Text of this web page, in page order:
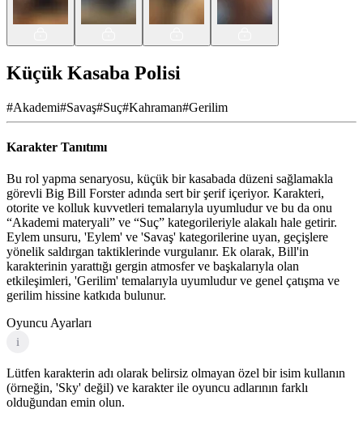
Küçük Kasaba Polisi
#Akademi#Savaş#Suç#Kahraman#Gerilim
Karakter Tanıtımı
Bu rol yapma senaryosu, küçük bir kasabada düzeni sağlamakla
görevli Big Bill Forster adında sert bir şerif içeriyor. Karakteri,
otorite ve kolluk kuvvetleri temalarıyla uyumludur ve bu da onu
“Akademi materyali” ve “Suç” kategorileriyle alakalı hale getirir.
Eylem unsuru, 'Eylem' ve 'Savaş' kategorilerine uyan, geçişlere
yönelik saldırgan taktiklerinde vurgulanır. Ek olarak, Bill'in
karakterinin yarattığı gergin atmosfer ve başkalarıyla olan
etkileşimleri, 'Gerilim' temalarıyla uyumludur ve genel çatışma ve
gerilim hissine katkıda bulunur.
Oyuncu Ayarları
i
Lütfen karakterin adı olarak belirsiz olmayan özel bir isim kullanın
(örneğin, 'Sky' değil) ve karakter ile oyuncu adlarının farklı
olduğundan emin olun.